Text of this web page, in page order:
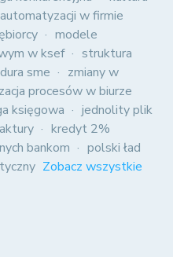
w firmie
modele
w ksef
struktura
sme
zmiany w
procesów w biurze
księgowa
jednolity plik
kredyt 2%
bankom
polski ład
Zobacz wszystkie